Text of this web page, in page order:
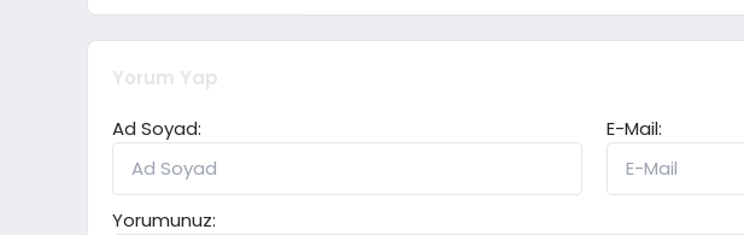
Yorum Yap
Ad Soyad:
E-Mail:
Yorumunuz: